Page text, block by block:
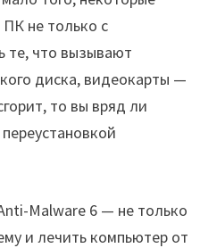
не только с
те, что вызывают
диска, видеокарты —
то вы вряд ли
Malware 6 — не только
и лечить компьютер от